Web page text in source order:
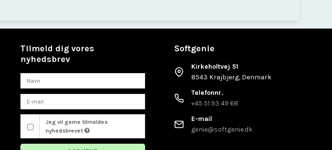
Tilmeld dig vores
nyhedsbrev
Jeg vil gerne tilmeldes
nyhedsbrevet
Softgenie
Kirkeholtvej 51
8543 Krajbjerg, Denmark
Telefonnr.
+45 51 93 49 68
E-mail
genie@softgenie.dk